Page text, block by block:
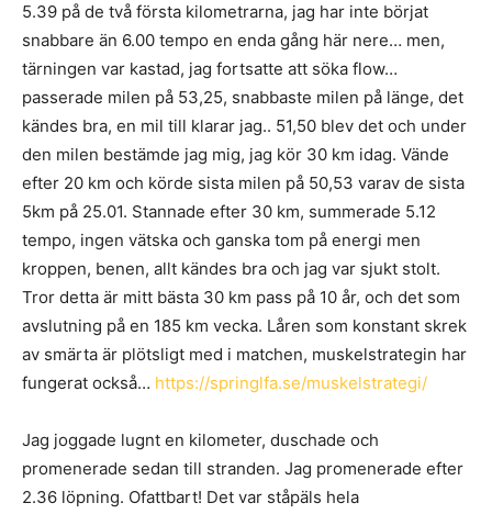
5.39 på de två första kilometrarna, jag har inte börjat
snabbare än 6.00 tempo en enda gång här nere… men,
tärningen var kastad, jag fortsatte att söka flow…
passerade milen på 53,25, snabbaste milen på länge, det
kändes bra, en mil till klarar jag.. 51,50 blev det och under
den milen bestämde jag mig, jag kör 30 km idag. Vände
efter 20 km och körde sista milen på 50,53 varav de sista
5km på 25.01. Stannade efter 30 km, summerade 5.12
tempo, ingen vätska och ganska tom på energi men
kroppen, benen, allt kändes bra och jag var sjukt stolt.
Tror detta är mitt bästa 30 km pass på 10 år, och det som
avslutning på en 185 km vecka. Låren som konstant skrek
av smärta är plötsligt med i matchen, muskelstrategin har
fungerat också… https://springlfa.se/muskelstrategi/
Jag joggade lugnt en kilometer, duschade och
promenerade sedan till stranden. Jag promenerade efter
2.36 löpning. Ofattbart! Det var ståpäls hela